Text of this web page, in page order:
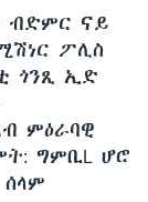
ብድምር ናይ
ፖሊስ
ጎንጺ ኢድ
ምዕራባዊ
ግምቢL ሆሮ